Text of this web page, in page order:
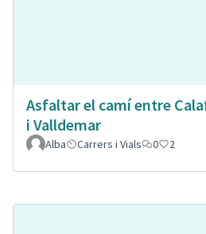
Asfaltar el camí entre
i Valldemar
Alba Carrers i Vials 0 2